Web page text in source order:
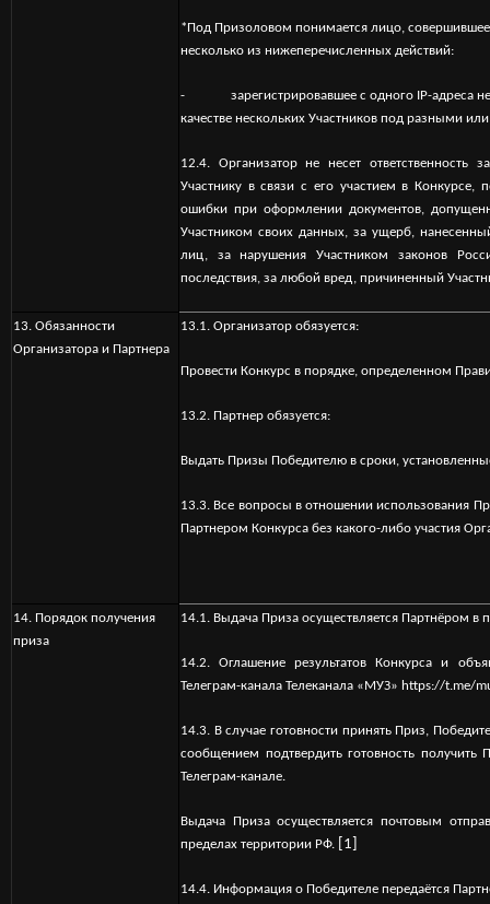
*Под Призоловом понимается лицо,
несколько из нижеперечисленных действий:
- зарегистрировавшее с одного IP-адреса
качестве нескольких Участников под разными
12.4. Организатор не несет
Участнику в связи с его участием в
ошибки при оформлении документов,
Участником своих данных, за ущерб,
лиц, за нарушения Участником законов
последствия, за любой вред, причиненный
13. Обязанности
Организатора и Партнера
13.1. Организатор обязуется:
Провести Конкурс в порядке, определенном
13.2. Партнер обязуется:
Выдать Призы Победителю в сроки,
13.3. Все вопросы в отношении использования
Партнером Конкурса без какого-либо участия
14. Порядок получения
приза
14.1. Выдача Приза осуществляется Партнёром в
14.2. Оглашение результатов Конкурса и
Телеграм-канала Телеканала «МУЗ» https://t.me/
14.3. В случае готовности принять Приз,
сообщением подтвердить готовность
Телеграм-канале.
Выдача Приза осуществляется почтовым
пределах территории РФ.
[1]
14.4. Информация о Победителе передаётся